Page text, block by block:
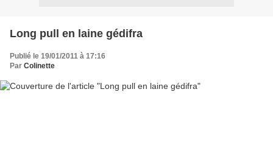
Long pull en laine gédifra
Publié le 19/01/2011 à 17:16
Par Colinette